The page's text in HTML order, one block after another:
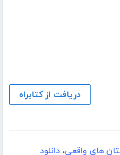
دریافت از کتابراه
های واقعی، دانلود